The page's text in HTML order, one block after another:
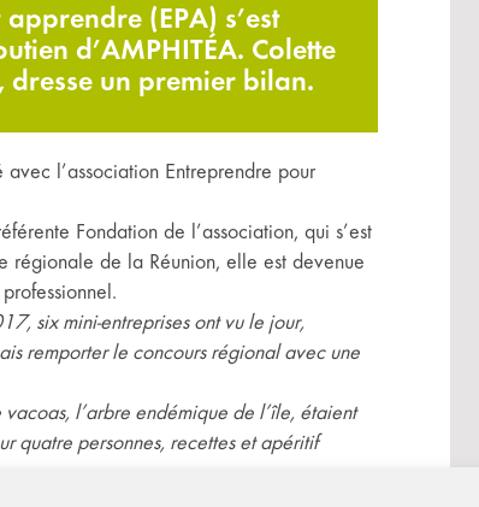
(EPA) s’est
d’AMPHITÉA. Colette
dresse un premier bilan.
l’association Entreprendre pour
Fondation de l’association, qui s’est
régionale de la Réunion, elle est devenue
six mini-entreprises ont vu le jour,
remporter le concours régional avec une
l’arbre endémique de l’île, étaient
quatre personnes, recettes et apéritif